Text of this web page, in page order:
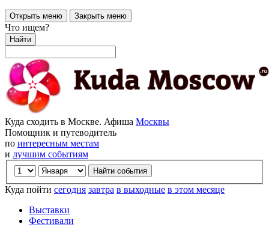
Открыть меню Закрыть меню
Что ищем?
Найти
Куда сходить в Москве. Афиша Москвы
Помощник и путеводитель
по интересным местам
и лучшим событиям
Куда пойти сегодня завтра в выходные в этом месяце
Выставки
Фестивали